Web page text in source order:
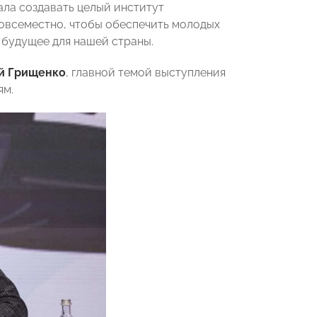
создавать целый институт
чтобы обеспечить молодых
для нашей страны.
Грищенко, главной темой выступления